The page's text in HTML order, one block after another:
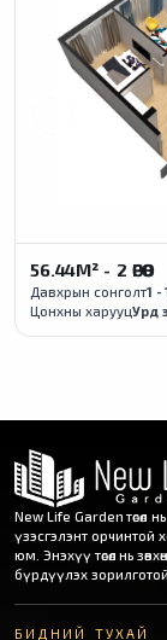
56.44М² - 2 ӨРӨӨ
Давхрын сонголт1 -
Цонхны харууцУрд
New Life Garden төсөл
үзэсгэлэнт орчинтой
юм. Энэхүү төсөл нь
бүрдүүлэх зорилготой.
БИДНИЙ ТУХАЙ